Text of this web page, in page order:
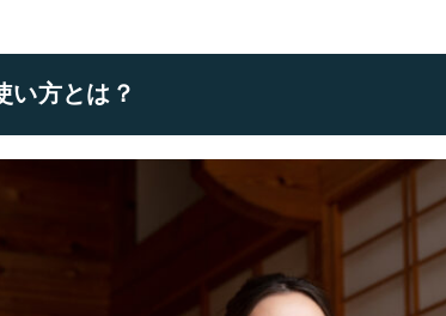
い方とは？